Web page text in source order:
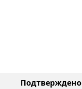
Подтверждено